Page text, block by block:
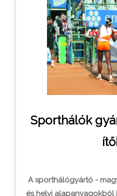
Sporthálók
A sporthálógyártó -
és helyi alapanyagokból